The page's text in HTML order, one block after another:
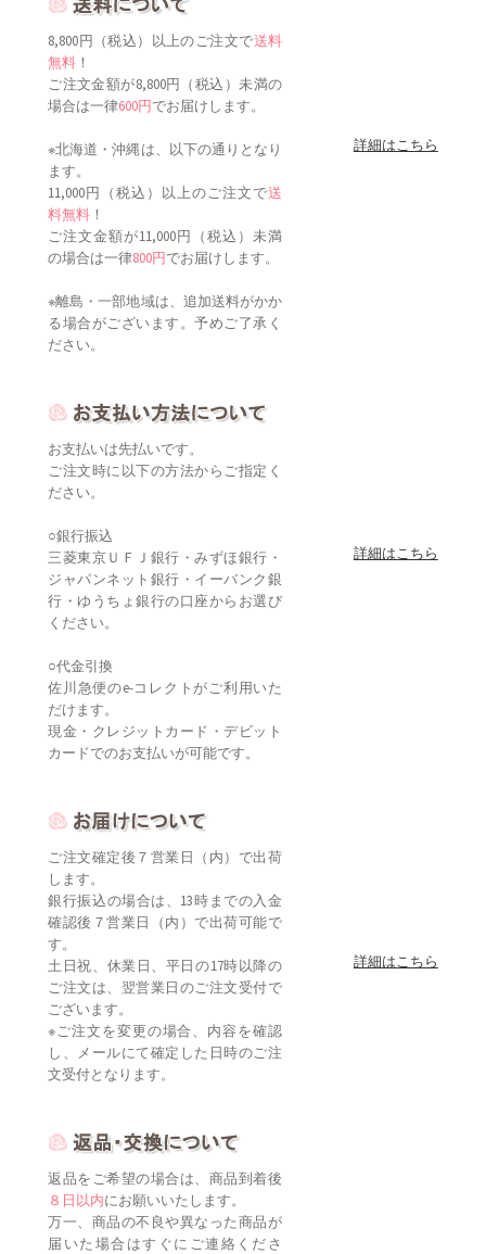
8,800円（税込）以上のご注文で送料
無料 ！
ご注文金額が8,800円（税込）未満の
場合は一律600円でお届けします。
※北海道・沖縄は、以下の通りとなり
ます。
11,000円（税込）以上のご注文で送
料無料 ！
ご注文金額が11,000円（税込）未満
の場合は一律800円でお届けします。
※離島・一部地域は、追加送料がかか
る場合がございます。予めご了承く
ださい。
詳細はこちら
お支払いは先払いです。
ご注文時に以下の方法からご指定く
ださい。
○銀行振込
三菱東京ＵＦＪ銀行・みずほ銀行・
ジャパンネット銀行・イーバンク銀
行・ゆうちょ銀行の口座からお選び
ください。
○代金引換
佐川急便のe-コレクトがご利用いた
だけます。
現金・クレジットカード・デビット
カードでのお支払いが可能です。
詳細はこちら
ご注文確定後７営業日（内）で出荷
します。
銀行振込の場合は、13時までの入金
確認後７営業日（内）で出荷可能で
す。
土日祝、休業日、平日の17時以降の
ご注文は、翌営業日のご注文受付で
ございます。
※ご注文を変更の場合、内容を確認
し、メールにて確定した日時のご注
文受付となります。
詳細はこちら
返品をご希望の場合は、商品到着後
８日以内にお願いいたします。
万一、商品の不良や異なった商品が
届いた場合はすぐにご連絡くださ